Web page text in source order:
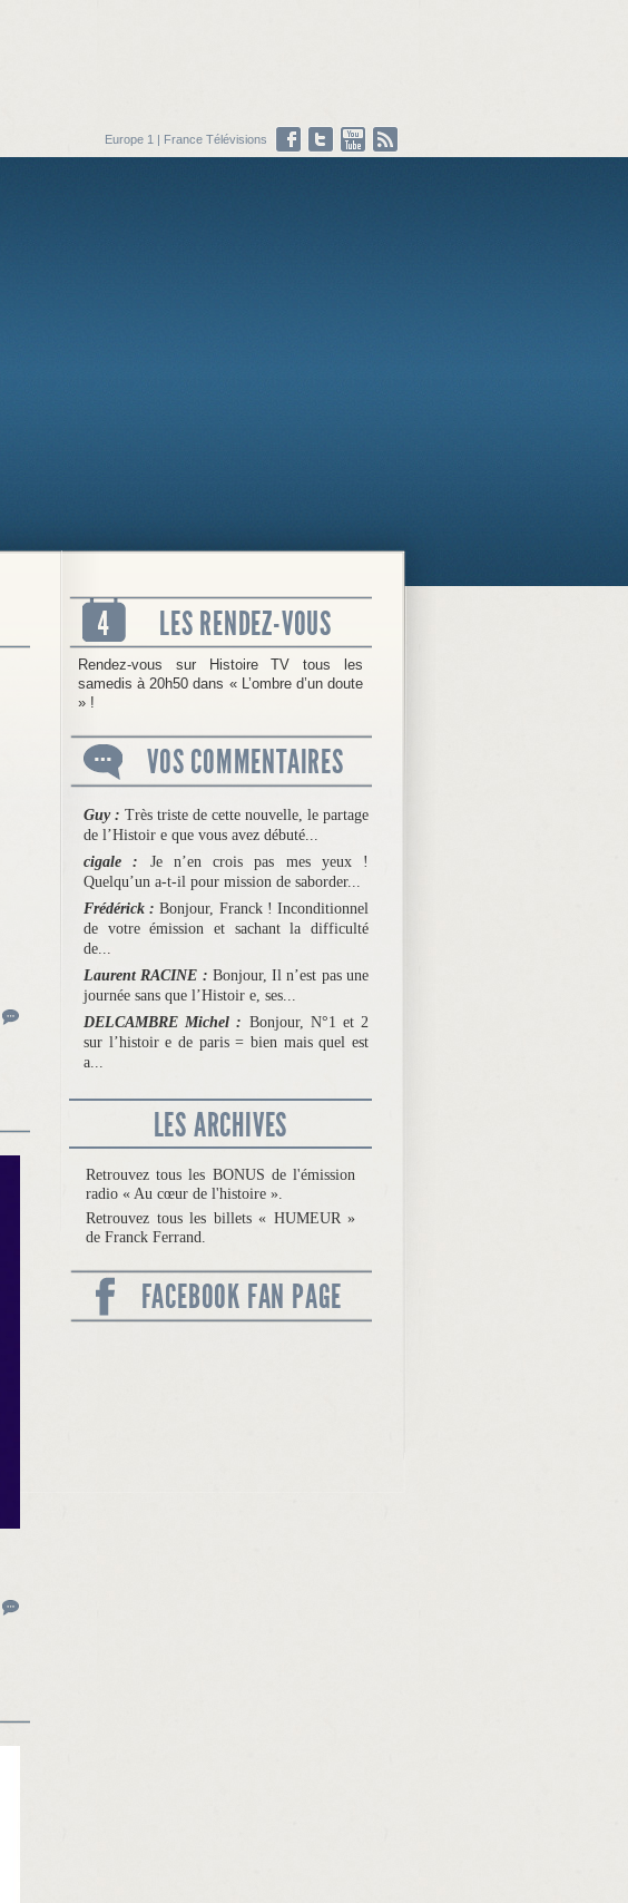
Europe 1 | France Télévisions
LES RENDEZ-VOUS
Rendez-vous sur Histoire TV tous les
samedis à 20h50 dans « L’ombre d’un doute
» !
VOS COMMENTAIRES
Guy : Très triste de cette nouvelle, le partage
de l’Histoir e que vous avez débuté...
cigale : Je n’en crois pas mes yeux !
Quelqu’un a-t-il pour mission de saborder...
Frédérick :Bonjour, Franck ! Inconditionnel
de votre émission et sachant la difficulté
de...
Laurent RACINE : Bonjour, Il n’est pas une
journée sans que l’Histoir e, ses...
DELCAMBRE Michel : Bonjour, N°1 et 2
sur l’histoir e de paris = bien mais quel est
a...
LES ARCHIVES
Retrouvez tous les BONUS de l'émission
radio « Au cœur de l'histoire ».
Retrouvez tous les billets « HUMEUR »
de Franck Ferrand.
FACEBOOK FAN PAGE